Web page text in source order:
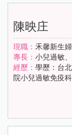
陳映庄
現職： 禾馨新生
專長： 小兒過敏
經歷： 學歷：台
院小兒過敏免疫